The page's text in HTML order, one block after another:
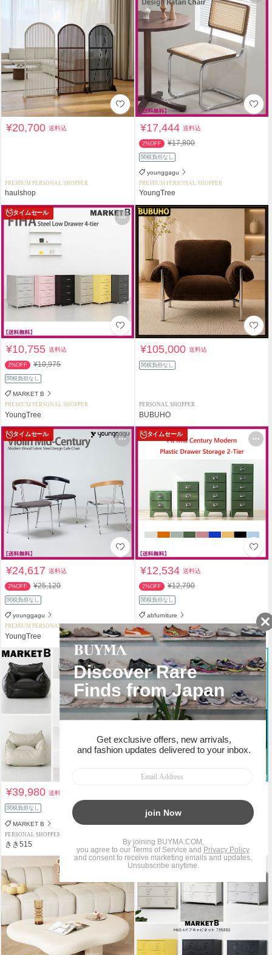
¥20,700送料込
PREMIUM PERSONAL SHOPPER
haulshop
¥17,444送料込
2%OFF ¥17,800
関税負担なし
younggagu
PREMIUM PERSONAL SHOPPER
YoungTree
タイムセール
¥10,755送料込
2%OFF ¥10,975
関税負担なし
MARKET B
PREMIUM PERSONAL SHOPPER
YoungTree
¥105,000送料込
関税負担なし
PERSONAL SHOPPER
BUBUHO
タイムセール
¥24,617送料込
2%OFF ¥25,120
関税負担なし
younggagu
PREMIUM PERSONAL SHOPPER
YoungTree
タイムセール
¥12,534送料込
2%OFF ¥12,790
関税負担なし
abfurniture
PREMIUM PERSONAL SHOPPER
YoungTree
¥39,980送料込
関税負担なし
MARKET B
PERSONAL SHOPPER
きき515
VAMIR
YUNA’S CLOSET